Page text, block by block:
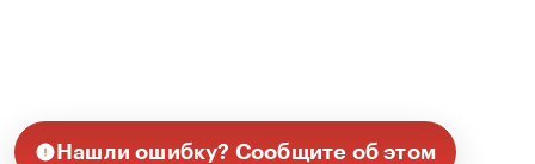
Нашли ошибку? Сообщите об этом